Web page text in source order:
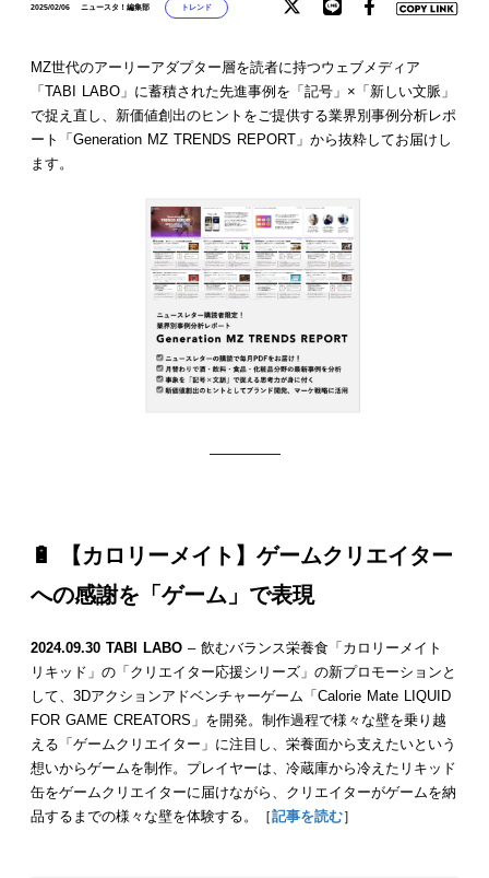
2025/02/06 ニュースタ！編集部 トレンド
MZ世代のアーリーアダプター層を読者に持つウェブメディア
「TABI LABO」に蓄積された先進事例を「記号」×「新しい文脈」
で捉え直し、新価値創出のヒントをご提供する業界別事例分析レポ
ート「Generation MZ TRENDS REPORT」から抜粋してお届けし
ます。
—————
🔋
【カロリーメイト】ゲームクリエイター
への感謝を「ゲーム」で表現
2024.09.30 TABI LABO – 飲むバランス栄養食「カロリーメイト
リキッド」の「クリエイター応援シリーズ」の新プロモーションと
して、3Dアクションアドベンチャーゲーム「Calorie Mate LIQUID
FOR GAME CREATORS」を開発。制作過程で様々な壁を乗り越
える「ゲームクリエイター」に注目し、栄養面から支えたいという
想いからゲームを制作。プレイヤーは、冷蔵庫から冷えたリキッド
缶をゲームクリエイターに届けながら、クリエイターがゲームを納
品するまでの様々な壁を体験する。［記事を読む］